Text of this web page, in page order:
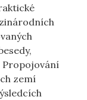
Propojování
zemí